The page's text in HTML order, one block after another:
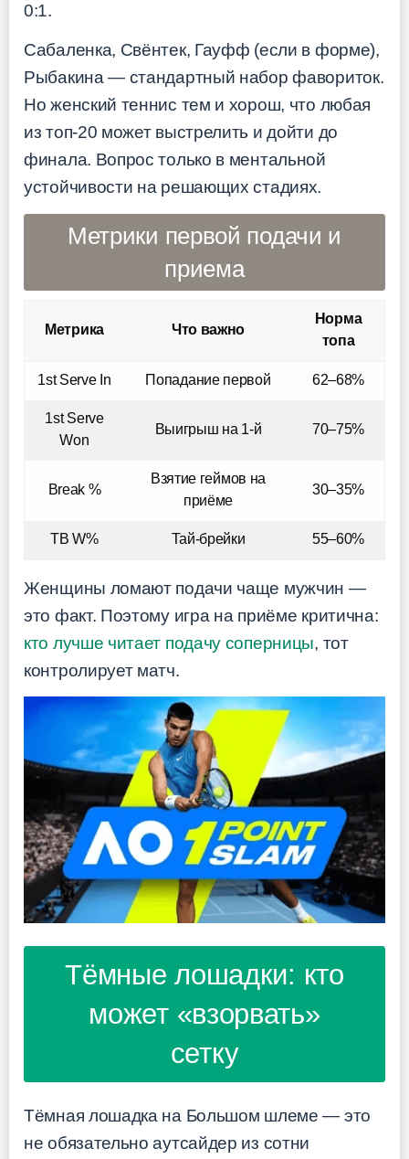
0:1.
Сабаленка, Свёнтек, Гауфф (если в форме),
Рыбакина — стандартный набор фавориток.
Но женский теннис тем и хорош, что любая
из топ-20 может выстрелить и дойти до
финала. Вопрос только в ментальной
устойчивости на решающих стадиях.
Метрики первой подачи и
приема
Метрика Что важно
Норма
топа
1st Serve In Попадание первой 62–68%
1st Serve
Won
Выигрыш на 1-й 70–75%
Break %
Взятие геймов на
приёме
30–35%
TB W% Тай-брейки 55–60%
Женщины ломают подачи чаще мужчин —
это факт. Поэтому игра на приёме критична:
кто лучше читает подачу соперницы, тот
контролирует матч.
Тёмные лошадки: кто
может «взорвать»
сетку
Тёмная лошадка на Большом шлеме — это
не обязательно аутсайдер из сотни